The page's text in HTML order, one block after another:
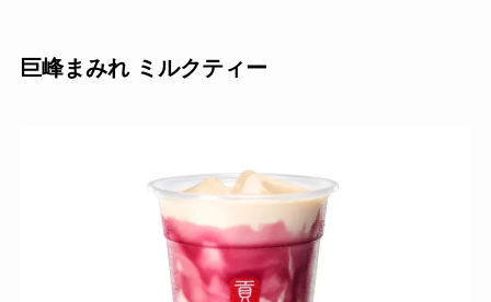
巨峰まみれ ミルクティー